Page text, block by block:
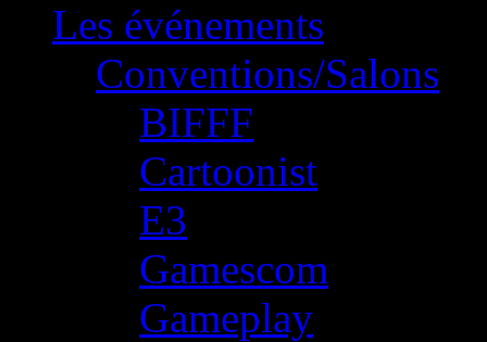
Les événements
Conventions/Salons
BIFFF
Cartoonist
E3
Gamescom
Gameplay